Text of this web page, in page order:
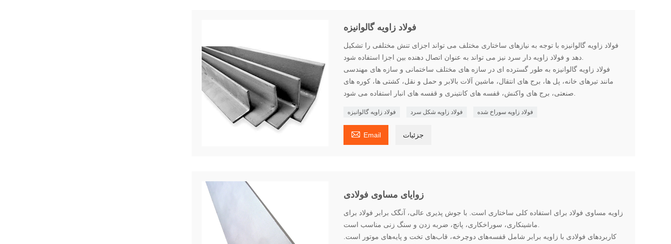
فولاد زاویه گالوانیزه
فولاد زاویه گالوانیزه با توجه به نیازهای ساختاری مختلف می تواند اجزای تنش مختلفی را تشکیل
فولاد زاویه گالوانیزه به طور گسترده ای در سازه های مختلف ساختمانی و سازه های مهندسی
مانند تیرهای خانه، پل ها، برج های انتقال، ماشین آلات بالابر و حمل و نقل، کشتی ها، کوره های
فولاد زاویه گالوانیزه فولاد زاویه شکل سرد فولاد زاویه سوراخ شده
 Email جزئیات
زوایای مساوی فولادی
زاویه مساوی فولاد برای استفاده کلی ساختاری است. با جوش پذیری عالی، آنگک برابر فولاد برای
ماشینکاری، سوراخکاری، پانچ، ضربه زدن و سنگ زنی مناسب است.
کاربردهای فولادی با زاویه برابر شامل قفسه‌های دوچرخه، قاب‌های تخت و پایه‌های موتور است.